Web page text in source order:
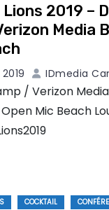
Lions 2019 –
Media
IDmedia
/ Verizon
Mic Beach
COCKTAIL